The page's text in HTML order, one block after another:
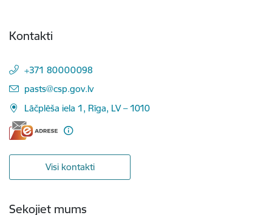
Kontakti
+371 80000098
E-pasts:
pasts@csp.gov.lv
Lāčplēša iela 1, Rīga, LV – 1010
Visi kontakti
Sekojiet mums